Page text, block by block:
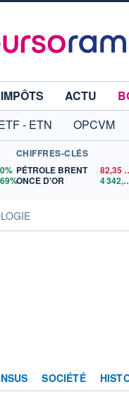
IMPÔTS ACTU
- ETN OPCVM
CHIFFRES-CLÉS
PÉTROLE BRENT
82,35$US
ONCE D'OR
4
SOCIÉTÉ